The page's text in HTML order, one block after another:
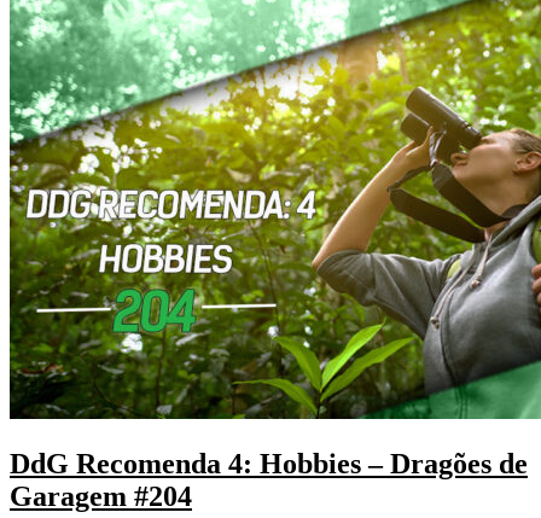
DdG Recomenda 4: Hobbies – Dragões de
Garagem #204